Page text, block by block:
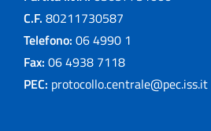
C.F. 80211730587
Telefono: 06 4990 1
Fax: 06 4938 7118
PEC: protocollo.centrale@pec.iss.it